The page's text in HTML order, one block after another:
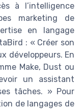
à l’intelligence
marketing de
en langage
: « Créer son
développeurs. En
Make, Dust ou
un assistant
tâches. » Pour
de langages de